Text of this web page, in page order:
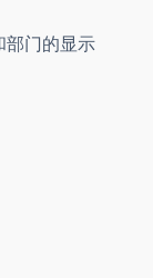
部门的显示